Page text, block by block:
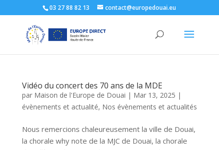
03 27 88 82 13 contact@europedouai.eu
Vidéo du concert des 70 ans de la MDE
par Maison de l'Europe de Douai | Mar 13, 2025 |
évènements et actualité, Nos évènements et actualités
Nous remercions chaleureusement la ville de Douai,
la chorale why note de la MJC de Douai, la chorale